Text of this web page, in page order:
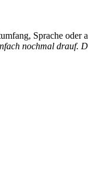
Sprache oder
nochmal drauf.